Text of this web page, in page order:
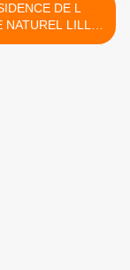
DE L
NATUREL LILLE
METROPOLE >